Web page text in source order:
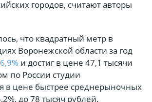
городов, считают авторы
что квадратный метр в
Воронежской области за год
и достиг в цене 47,1 тысячи
по России студии
в цене быстрее среднерыночных
до 78 тысяч рублей.